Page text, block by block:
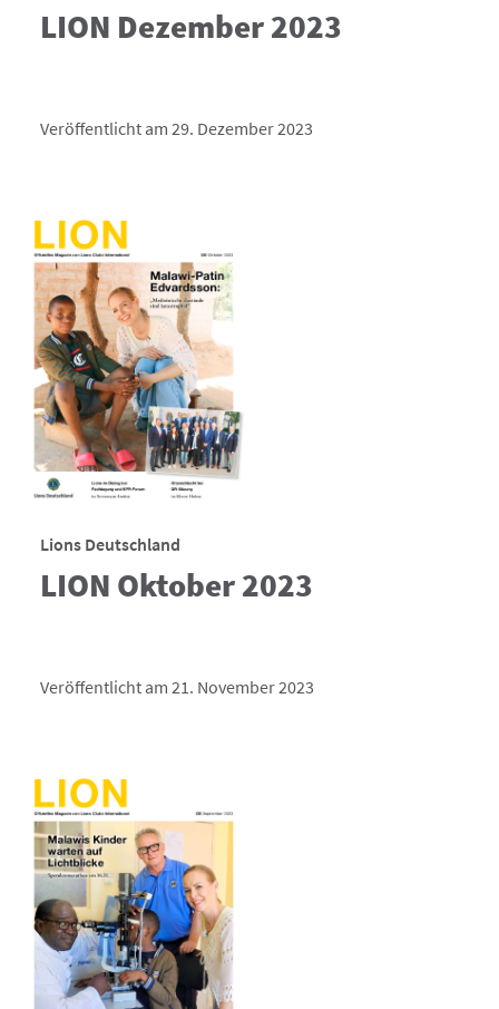
LION Dezember 2023
Veröffentlicht am 29. Dezember 2023
Lions Deutschland
LION Oktober 2023
Veröffentlicht am 21. November 2023